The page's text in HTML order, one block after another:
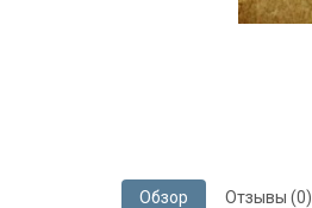
Обзор Отзывы (0)